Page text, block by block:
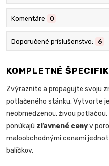
Komentáre 0
Doporučené príslušenstvo: 6
KOMPLETNÉ
Zvýraznite a propagujte svoju
potlačeného stánku. Vytvorte
neobmedzenou, živou
ponúkajú zľavnené cenyv
maloobchodnými cenami
balíčkov.